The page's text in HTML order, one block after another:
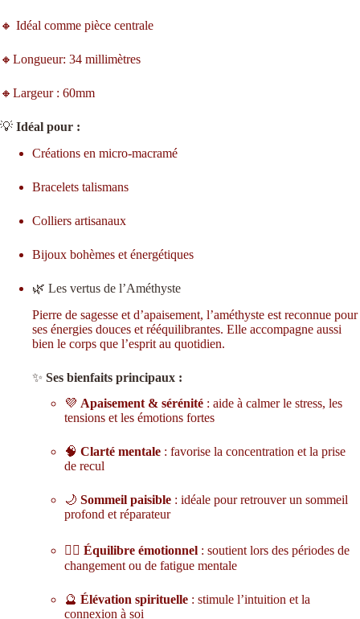
🔸 Idéal comme pièce centrale
🔸Longueur: 34 millimètres
🔸Largeur : 60mm
💡 Idéal pour :
Créations en micro-macramé
Bracelets talismans
Colliers artisanaux
Bijoux bohèmes et énergétiques
🌿 Les vertus de l’Améthyste
Pierre de sagesse et d’apaisement, l’améthyste est reconnue pour
ses énergies douces et rééquilibrantes. Elle accompagne aussi
bien le corps que l’esprit au quotidien.
✨ Ses bienfaits principaux :
💜 Apaisement & sérénité : aide à calmer le stress, les
tensions et les émotions fortes
🧠 Clarté mentale : favorise la concentration et la prise
de recul
🌙 Sommeil paisible : idéale pour retrouver un sommeil
profond et réparateur
🧘‍♀️ Équilibre émotionnel : soutient lors des périodes de
changement ou de fatigue mentale
🔮 Élévation spirituelle : stimule l’intuition et la
connexion à soi